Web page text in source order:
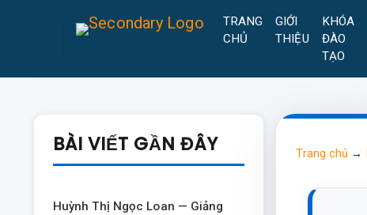
TRANG
CHỦ
GIỚI
THIỆU
KHÓA
ĐÀO
TẠO
BÀI VIẾT GẦN ĐÂY
Huỳnh Thị Ngọc Loan — Giảng
Trang chủ →